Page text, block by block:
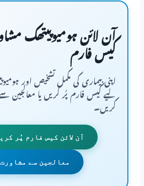
آن لائن ہومیوپیتھک
کیس فارم
اپنی بیماری کی مکمل تشخیص اور
لیے کیس فارم پُر کریں یا معالجین
کریں۔
آن لائن کیس فارم پُر
معالجین سے مشاورت